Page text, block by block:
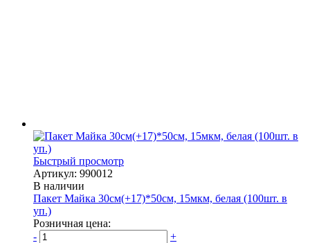
Быстрый просмотр
Артикул: 990012
В наличии
Пакет Майка 30см(+17)*50см, 15мкм, белая (100шт. в
уп.)
Розничная цена:
-
+